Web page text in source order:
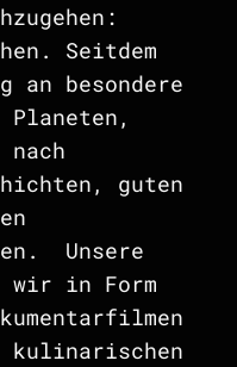
Seitdem
an besondere
Planeten,
nach
guten
Unsere
wir in Form
kulinarischen